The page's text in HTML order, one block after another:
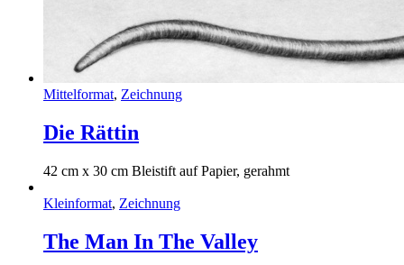
Mittelformat, Zeichnung
Die Rättin
42 cm x 30 cm Bleistift auf Papier, gerahmt
Kleinformat, Zeichnung
The Man In The Valley